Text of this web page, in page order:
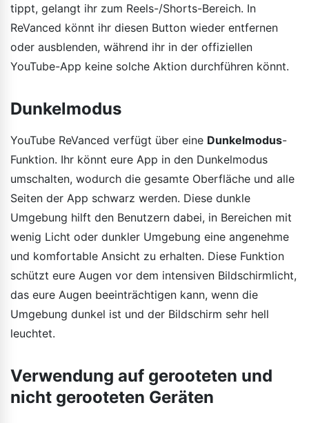
tippt, gelangt ihr zum Reels-/Shorts-Bereich. In
ReVanced könnt ihr diesen Button wieder entfernen
oder ausblenden, während ihr in der offiziellen
YouTube-App keine solche Aktion durchführen könnt.
Dunkelmodus
YouTube ReVanced verfügt über eine Dunkelmodus-
Funktion. Ihr könnt eure App in den Dunkelmodus
umschalten, wodurch die gesamte Oberfläche und alle
Seiten der App schwarz werden. Diese dunkle
Umgebung hilft den Benutzern dabei, in Bereichen mit
wenig Licht oder dunkler Umgebung eine angenehme
und komfortable Ansicht zu erhalten. Diese Funktion
schützt eure Augen vor dem intensiven Bildschirmlicht,
das eure Augen beeinträchtigen kann, wenn die
Umgebung dunkel ist und der Bildschirm sehr hell
leuchtet.
Verwendung auf gerooteten und
nicht gerooteten Geräten